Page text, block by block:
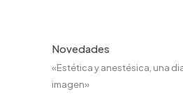
Novedades
«Estética y anestésica, una
imagen»